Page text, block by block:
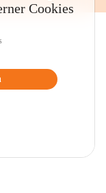
Cookies